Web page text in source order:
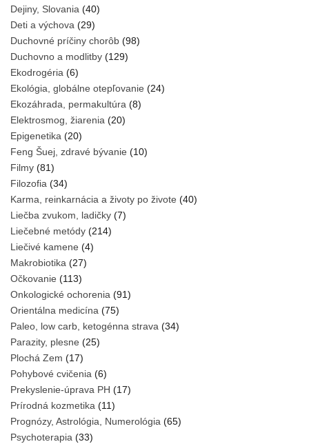
Dejiny, Slovania (40)
Deti a výchova (29)
Duchovné príčiny chorôb (98)
Duchovno a modlitby (129)
Ekodrogéria (6)
Ekológia, globálne otepľovanie (24)
Ekozáhrada, permakultúra (8)
Elektrosmog, žiarenia (20)
Epigenetika (20)
Feng Šuej, zdravé bývanie (10)
Filmy (81)
Filozofia (34)
Karma, reinkarnácia a životy po živote (40)
Liečba zvukom, ladičky (7)
Liečebné metódy (214)
Liečivé kamene (4)
Makrobiotika (27)
Očkovanie (113)
Onkologické ochorenia (91)
Orientálna medicína (75)
Paleo, low carb, ketogénna strava (34)
Parazity, plesne (25)
Plochá Zem (17)
Pohybové cvičenia (6)
Prekyslenie-úprava PH (17)
Prírodná kozmetika (11)
Prognózy, Astrológia, Numerológia (65)
Psychoterapia (33)